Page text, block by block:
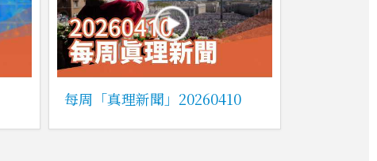
每周「真理新聞」20260410